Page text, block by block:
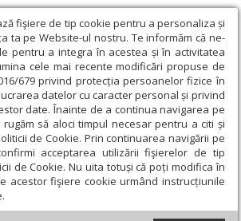
fişiere de tip cookie pentru a personaliza și
ta pe Website-ul nostru. Te informăm că ne-
pentru a integra în acestea și în activitatea
cele mai recente modificări propuse de
679 privind protecția persoanelor fizice în
datelor cu caracter personal și privind
date. Înainte de a continua navigarea pe
să aloci timpul necesar pentru a citi și
de Cookie. Prin continuarea navigării pe
acceptarea utilizării fişierelor de tip
de Cookie. Nu uita totuși că poți modifica în
acestor fişiere cookie urmând instrucțiunile
› Actualitate socială › Criza forţei de
din România
muncă mobilizează
România